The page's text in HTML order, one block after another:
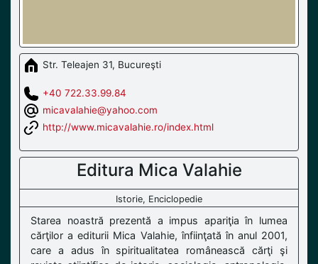
Str. Teleajen 31, Bucureşti
+40 722.33.99.84
micavalahie@yahoo.com
http://www.micavalahie.ro/index.html
Editura Mica Valahie
Istorie, Enciclopedie
Starea noastră prezentă a impus apariţia în lumea
cărţilor a editurii Mica Valahie, înfiinţată în anul 2001,
care a adus în spiritualitatea românească cărţi şi